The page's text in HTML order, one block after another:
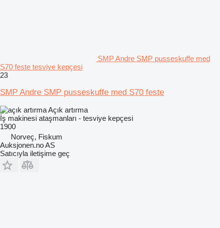
SMP Andre SMP pusseskuffe med
S70 feste tesviye kepçesi
23
SMP Andre SMP pusseskuffe med S70 feste
Açık artırma
İş makinesi ataşmanları - tesviye kepçesi
1900
Norveç, Fiskum
Auksjonen.no AS
Satıcıyla iletişime geç